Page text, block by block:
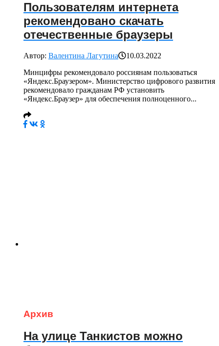
Пользователям интернета
рекомендовано скачать
отечественные браузеры
Автор: Валентина Лагутина
10.03.2022
Минцифры рекомендовало россиянам пользоваться
«Яндекс.Браузером». Министерство цифрового развития
рекомендовало гражданам РФ установить
«Яндекс.Браузер» для обеспечения полноценного...
Архив
На улице Танкистов можно